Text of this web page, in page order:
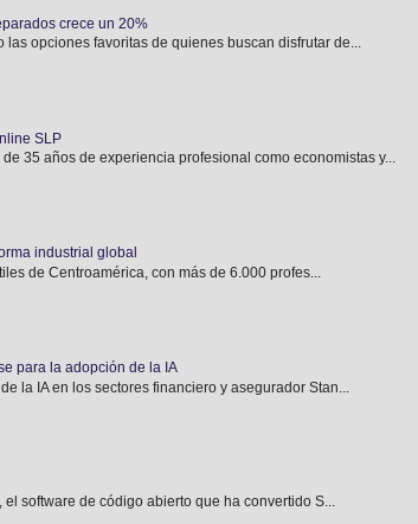
crece un 20%
opciones favoritas de quienes buscan disfrutar de...
SLP
35 años de experiencia profesional como economistas y...
industrial global
de Centroamérica, con más de 6.000 profes...
para la adopción de la IA
la IA en los sectores financiero y asegurador Stan...
software de código abierto que ha convertido S...